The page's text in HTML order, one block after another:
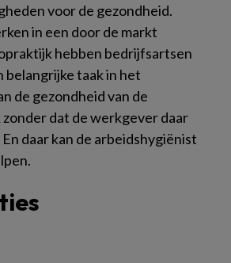
voor de gezondheid.
in een door de markt
hebben bedrijfsartsen
belangrijke taak in het
de gezondheid van de
dat de werkgever daar
daar kan de arbeidshygiënist